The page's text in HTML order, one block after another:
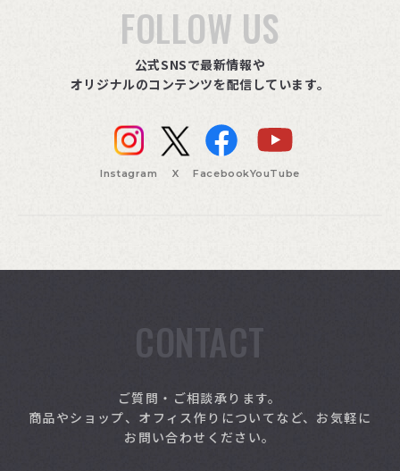
FOLLOW US
公式SNSで最新情報や
オリジナルのコンテンツを配信しています。
Instagram X FacebookYouTube
CONTACT
ご質問・ご相談承ります。
商品やショップ、オフィス作りについてなど、お気軽に
お問い合わせください。